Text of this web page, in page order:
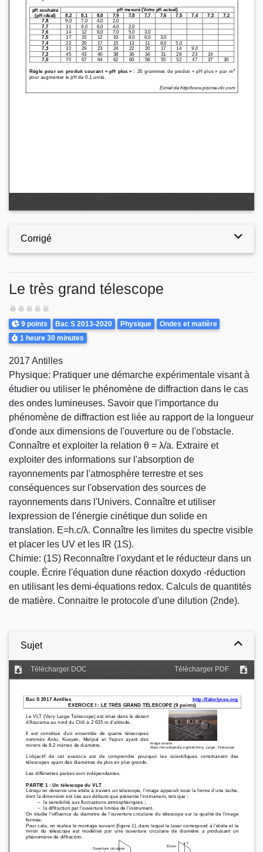
Corrigé
Le très grand télescope
Difficulté
Points
9 points Theme
Bac S 2013-2020 Physique Ondes et matière
Durée
1 heure 30 minutes
2017 Antilles
Physique: Pratiquer une démarche expérimentale visant à
étudier ou utiliser le phénomène de diffraction dans le cas
des ondes lumineuses. Savoir que l'importance du
phénomène de diffraction est liée au rapport de la longueur
d'onde aux dimensions de l'ouverture ou de l'obstacle.
Connaître et exploiter la relation θ = λ/a. Extraire et
exploiter des informations sur l'absorption de
rayonnements par l'atmosphère terrestre et ses
conséquences sur l'observation des sources de
rayonnements dans l'Univers. Connaître et utiliser
lexpression de l'énergie cinétique dun solide en
translation. E=h.c/λ. Connaître les limites du spectre visible
et placer les UV et les IR (1S).
Chimie: (1S) Reconnaître l'oxydant et le réducteur dans un
couple. Écrire l'équation dune réaction doxydo -réduction
en utilisant les demi-équations redox. Calculs de quantités
de matière. Connaitre le protocole d'une dilution (2nde).
Sujet